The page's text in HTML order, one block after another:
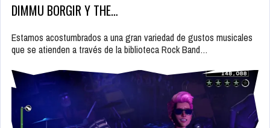
DIMMU BORGIR Y THE…
Estamos acostumbrados a una gran variedad de gustos musicales
que se atienden a través de la biblioteca Rock Band…